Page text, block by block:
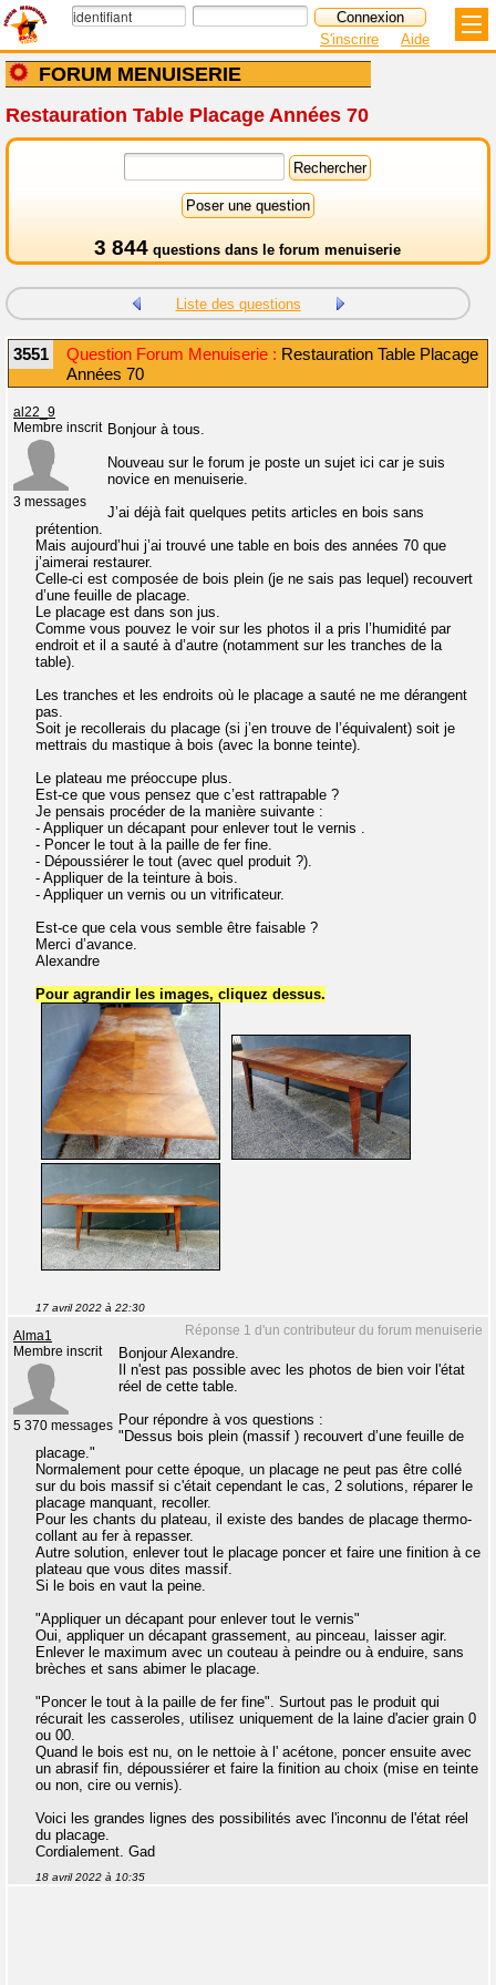
FORUM MENUISERIE
S'inscrire Aide
Restauration Table Placage Années 70
3 844 questions dans le forum menuiserie
Liste des questions
3551 Question Forum Menuiserie : Restauration Table Placage
Années 70
al22_9
Membre inscrit
3 messages
Bonjour à tous.
Nouveau sur le forum je poste un sujet ici car je suis
novice en menuiserie.
J’ai déjà fait quelques petits articles en bois sans
prétention.
Mais aujourd’hui j’ai trouvé une table en bois des années 70 que
j’aimerai restaurer.
Celle-ci est composée de bois plein (je ne sais pas lequel) recouvert
d’une feuille de placage.
Le placage est dans son jus.
Comme vous pouvez le voir sur les photos il a pris l’humidité par
endroit et il a sauté à d’autre (notamment sur les tranches de la
table).
Les tranches et les endroits où le placage a sauté ne me dérangent
pas.
Soit je recollerais du placage (si j’en trouve de l’équivalent) soit je
mettrais du mastique à bois (avec la bonne teinte).
Le plateau me préoccupe plus.
Est-ce que vous pensez que c’est rattrapable ?
Je pensais procéder de la manière suivante :
- Appliquer un décapant pour enlever tout le vernis .
- Poncer le tout à la paille de fer fine.
- Dépoussiérer le tout (avec quel produit ?).
- Appliquer de la teinture à bois.
- Appliquer un vernis ou un vitrificateur.
Est-ce que cela vous semble être faisable ?
Merci d’avance.
Alexandre
Pour agrandir les images, cliquez dessus.
17 avril 2022 à 22:30
Réponse 1 d'un contributeur du forum menuiserie
Alma1
Membre inscrit
5 370 messages
Bonjour Alexandre.
Il n'est pas possible avec les photos de bien voir l'état
réel de cette table.
Pour répondre à vos questions :
"Dessus bois plein (massif ) recouvert d’une feuille de
placage."
Normalement pour cette époque, un placage ne peut pas être collé
sur du bois massif si c'était cependant le cas, 2 solutions, réparer le
placage manquant, recoller.
Pour les chants du plateau, il existe des bandes de placage thermo-
collant au fer à repasser.
Autre solution, enlever tout le placage poncer et faire une finition à ce
plateau que vous dites massif.
Si le bois en vaut la peine.
"Appliquer un décapant pour enlever tout le vernis"
Oui, appliquer un décapant grassement, au pinceau, laisser agir.
Enlever le maximum avec un couteau à peindre ou à enduire, sans
brèches et sans abimer le placage.
"Poncer le tout à la paille de fer fine". Surtout pas le produit qui
récurait les casseroles, utilisez uniquement de la laine d'acier grain 0
ou 00.
Quand le bois est nu, on le nettoie à l' acétone, poncer ensuite avec
un abrasif fin, dépoussiérer et faire la finition au choix (mise en teinte
ou non, cire ou vernis).
Voici les grandes lignes des possibilités avec l'inconnu de l'état réel
du placage.
Cordialement. Gad
18 avril 2022 à 10:35